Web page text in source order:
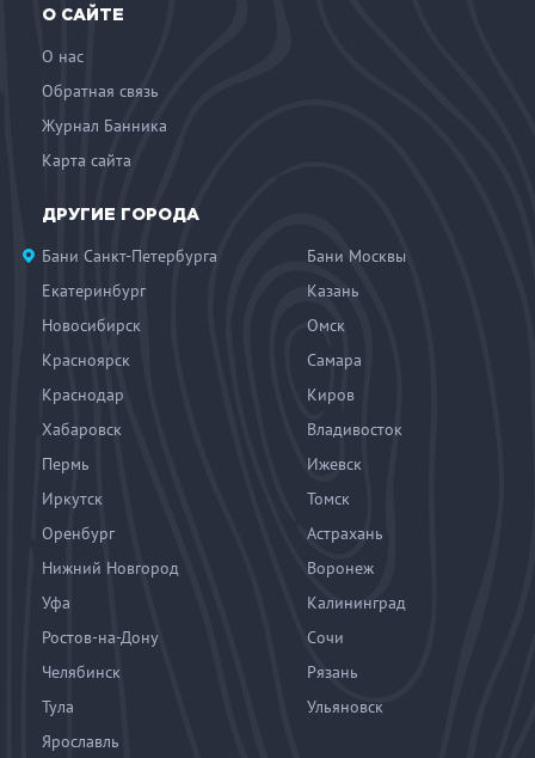
О САЙТЕ
О нас
Обратная связь
Журнал Банника
Карта сайта
ДРУГИЕ ГОРОДА
Бани Санкт-Петербурга
Бани Москвы
Екатеринбург
Казань
Новосибирск
Омск
Красноярск
Самара
Краснодар
Киров
Хабаровск
Владивосток
Пермь
Ижевск
Иркутск
Томск
Оренбург
Астрахань
Нижний Новгород
Воронеж
Уфа
Калининград
Ростов-на-Дону
Сочи
Челябинск
Рязань
Тула
Ульяновск
Ярославль